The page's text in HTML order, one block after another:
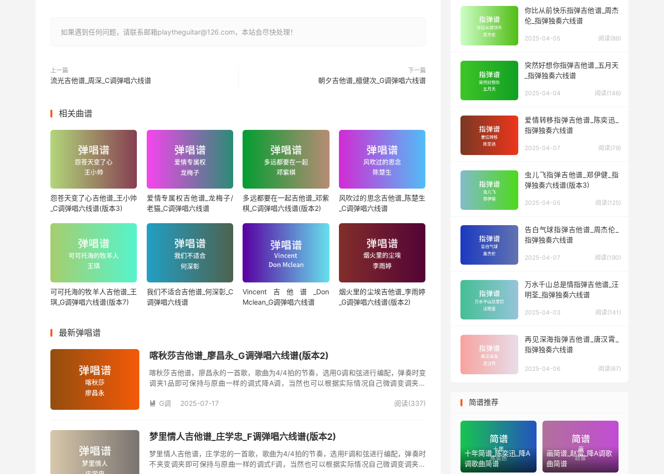
如果遇到任何问题，请联系邮箱playtheguitar@126.com，本站会尽快处理！
上一篇
流光吉他谱_周深_C调弹唱六线谱
下一篇
朝夕吉他谱_檀健次_G调弹唱六线谱
相关曲谱
怨苍天变了心吉他谱_王小帅
_C调弹唱六线谱(版本3)
爱情专属权吉他谱_龙梅子/
老猫_C调弹唱六线谱
多远都要在一起吉他谱_邓紫
棋_C调弹唱六线谱(版本2)
风吹过的思念吉他谱_陈楚生
_C调弹唱六线谱
可可托海的牧羊人吉他谱_王
琪_G调弹唱六线谱(版本7)
我们不适合吉他谱_何深彰_C
调弹唱六线谱
Vincent吉他谱_Don
Mclean_G调弹唱六线谱
烟火里的尘埃吉他谱_李雨婷
_G调弹唱六线谱(版本2)
最新弹唱谱
喀秋莎吉他谱_廖昌永_G调弹唱六线谱(版本2)
喀秋莎吉他谱，廖昌永的一首歌，歌曲为4/4拍的节奏，选用G调和弦进行编配，弹奏时变
调夹1品即可保持与原曲一样的调式降A调，当然也可以根据实际情况自己微调变调夹品
 G调 2025-07-17 阅读(337)
梦里情人吉他谱_庄学忠_F调弹唱六线谱(版本2)
梦里情人吉他谱，庄学忠的一首歌，歌曲为4/4拍的节奏，选用F调和弦进行编配，弹奏时
不夹变调夹即可保持与原曲一样的调式F调，当然也可以根据实际情况自己微调变调夹品
你比从前快乐指弹吉他谱_周杰
伦_指弹独奏六线谱
2025-04-05 阅读(86)
突然好想你指弹吉他谱_五月天
_指弹独奏六线谱
2025-04-04 阅读(146)
爱情转移指弹吉他谱_陈奕迅_
指弹独奏六线谱
2025-04-07 阅读(79)
虫儿飞指弹吉他谱_郑伊健_指
弹独奏六线谱(版本3)
2025-04-05 阅读(125)
告白气球指弹吉他谱_周杰伦_
指弹独奏六线谱
2025-04-07 阅读(190)
万水千山总是情指弹吉他谱_汪
明荃_指弹独奏六线谱
2025-04-03 阅读(141)
再见深海指弹吉他谱_唐汉霄_
指弹独奏六线谱
2025-04-06 阅读(67)
简谱推荐
十年简谱_陈奕迅_降A
调歌曲简谱
画简谱_赵雷_降A调歌
曲简谱